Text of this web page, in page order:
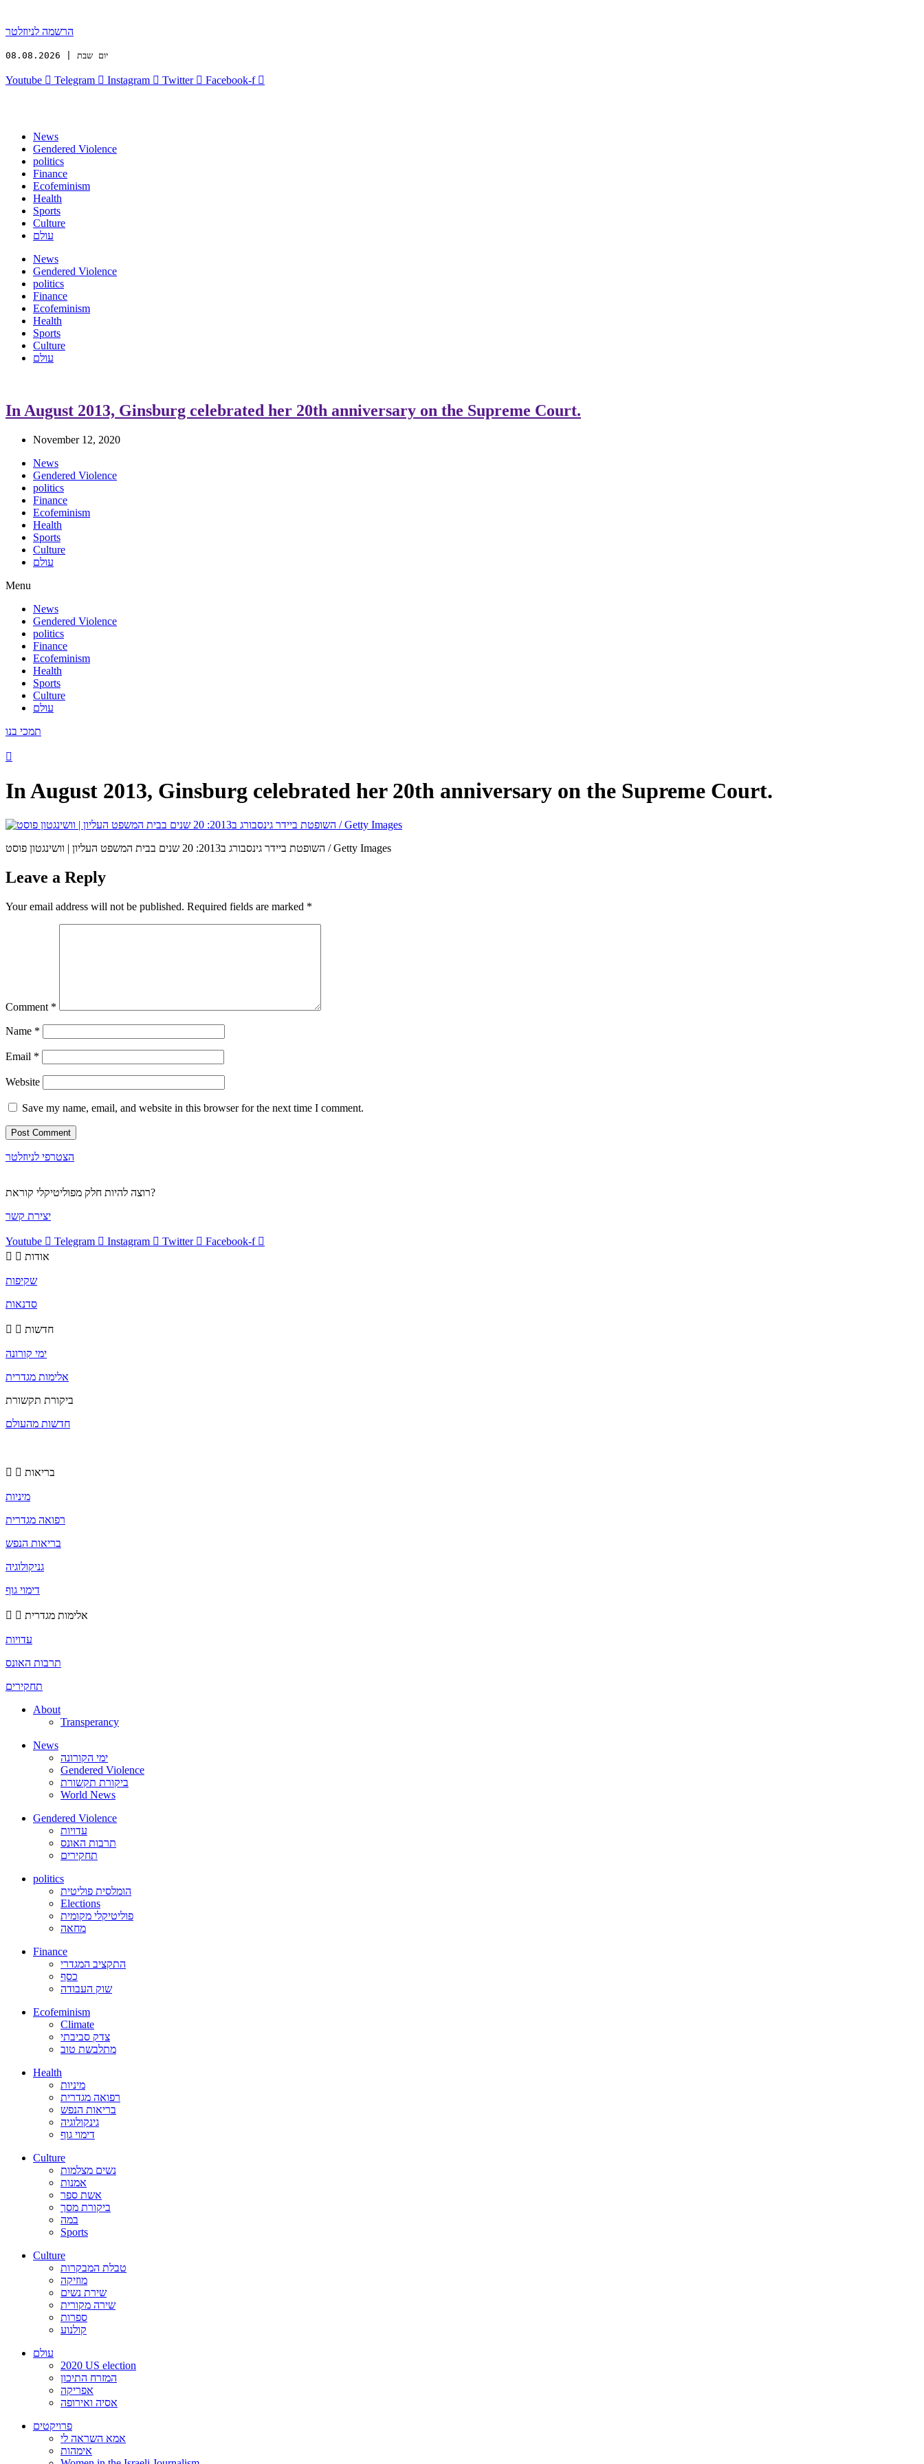
הרשמה לניוזלטר
יום שבת | 08.08.2026
Youtube Telegram Instagram Twitter Facebook-f
News
Gendered Violence
politics
Finance
Ecofeminism
Health
Sports
Culture
עולם
News
Gendered Violence
politics
Finance
Ecofeminism
Health
Sports
Culture
עולם
In August 2013, Ginsburg celebrated her 20th anniversary on the Supreme Court.
November 12, 2020
News
Gendered Violence
politics
Finance
Ecofeminism
Health
Sports
Culture
עולם
Menu
News
Gendered Violence
politics
Finance
Ecofeminism
Health
Sports
Culture
עולם
תמכי בנו
In August 2013, Ginsburg celebrated her 20th anniversary on the Supreme Court.
השופטת ביידר גינסבורג ב2013: 20 שנים בבית המשפט העליון | וושינגטון פוסט / Getty Images
Leave a Reply
Your email address will not be published. Required fields are marked *
Comment *
Name *
Email *
Website
Save my name, email, and website in this browser for the next time I comment.
הצטרפי לניוזלטר
רוצה להיות חלק מפוליטיקלי קוראת?
יצירת קשר
Youtube Telegram Instagram Twitter
Facebook-f
אודות
שקיפות
סדנאות
חדשות
ימי קורונה
אלימות מגדרית
ביקורת תקשורת
חדשות מהעולם
בריאות
מיניות
רפואה מגדרית
בריאות הנפש
גניקולוגיה
דימוי גוף
אלימות מגדרית
עדויות
תרבות האונס
תחקירים
About
Transperancy
News
ימי הקורונה
Gendered Violence
ביקורת תקשורת
World News
Gendered Violence
עדויות
תרבות האונס
תחקירים
politics
הומלסית פוליטית
Elections
פוליטיקלי מקומית
מחאה
Finance
התקציב המגדרי
כסף
שוק העבודה
Ecofeminism
Climate
צדק סביבתי
מתלבשת טוב
Health
מיניות
רפואה מגדרית
בריאות הנפש
גינקולוגיה
דימוי גוף
Culture
נשים מצלמות
אמנות
אשת ספר
ביקורת מסך
במה
Sports
Culture
טבלת המבקרות
מוזיקה
שירת נשים
שירה מקורית
ספרות
קולנוע
עולם
2020 US election
המזרח התיכון
אפריקה
אסיה ואירופה
פרויקטים
אמא השראה לי
אימהות